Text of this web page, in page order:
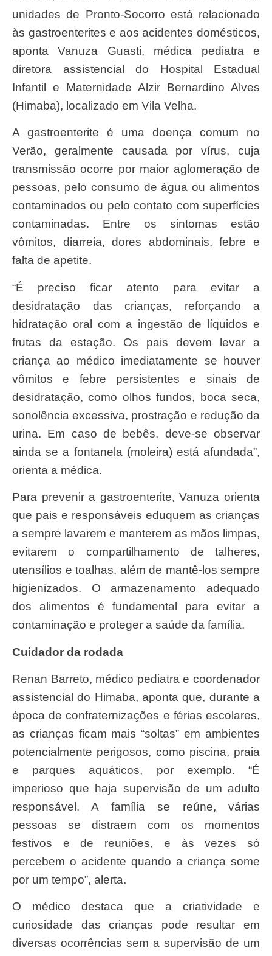
unidades de Pronto-Socorro está relacionado
às gastroenterites e aos acidentes domésticos,
aponta Vanuza Guasti, médica pediatra e
diretora assistencial do Hospital Estadual
Infantil e Maternidade Alzir Bernardino Alves
(Himaba), localizado em Vila Velha.
A gastroenterite é uma doença comum no
Verão, geralmente causada por vírus, cuja
transmissão ocorre por maior aglomeração de
pessoas, pelo consumo de água ou alimentos
contaminados ou pelo contato com superfícies
contaminadas. Entre os sintomas estão
vômitos, diarreia, dores abdominais, febre e
falta de apetite.
“É preciso ficar atento para evitar a
desidratação das crianças, reforçando a
hidratação oral com a ingestão de líquidos e
frutas da estação. Os pais devem levar a
criança ao médico imediatamente se houver
vômitos e febre persistentes e sinais de
desidratação, como olhos fundos, boca seca,
sonolência excessiva, prostração e redução da
urina. Em caso de bebês, deve-se observar
ainda se a fontanela (moleira) está afundada”,
orienta a médica.
Para prevenir a gastroenterite, Vanuza orienta
que pais e responsáveis eduquem as crianças
a sempre lavarem e manterem as mãos limpas,
evitarem o compartilhamento de talheres,
utensílios e toalhas, além de mantê-los sempre
higienizados. O armazenamento adequado
dos alimentos é fundamental para evitar a
contaminação e proteger a saúde da família.
Cuidador da rodada
Renan Barreto, médico pediatra e coordenador
assistencial do Himaba, aponta que, durante a
época de confraternizações e férias escolares,
as crianças ficam mais “soltas” em ambientes
potencialmente perigosos, como piscina, praia
e parques aquáticos, por exemplo. “É
imperioso que haja supervisão de um adulto
responsável. A família se reúne, várias
pessoas se distraem com os momentos
festivos e de reuniões, e às vezes só
percebem o acidente quando a criança some
por um tempo”, alerta.
O médico destaca que a criatividade e
curiosidade das crianças pode resultar em
diversas ocorrências sem a supervisão de um